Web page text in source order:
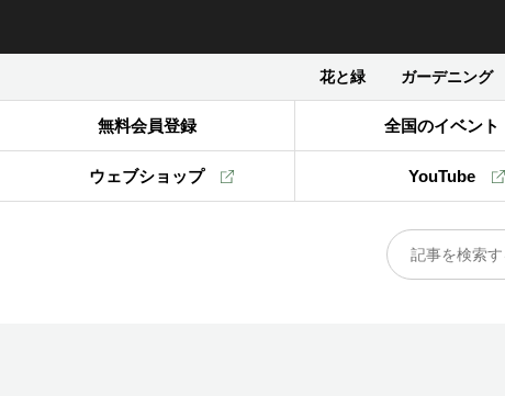
花と緑 ガーデニング
無料会員登録 全国のイベント
ウェブショップ YouTube